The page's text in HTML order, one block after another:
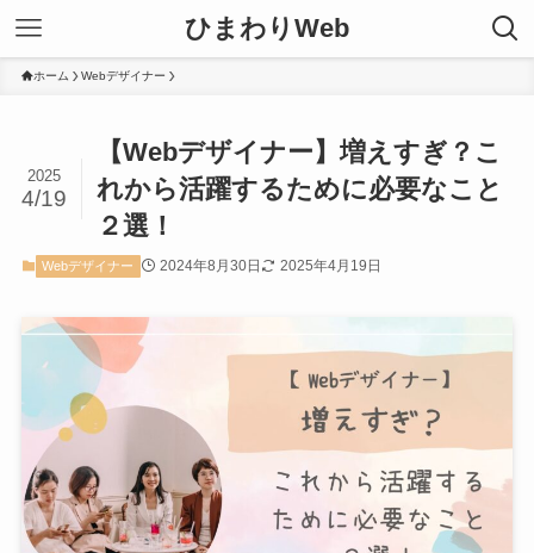
ひまわりWeb
ホーム Webデザイナー
【Webデザイナー】増えすぎ？こ
れから活躍するために必要なこと
２選！
2025
4/19
Webデザイナー 2024年8月30日 2025年4月19日